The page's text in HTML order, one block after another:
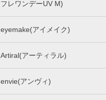
フレワンデーUV M)
eyemake(アイメイク)
Artiral(アーティラル)
envie(アンヴィ)